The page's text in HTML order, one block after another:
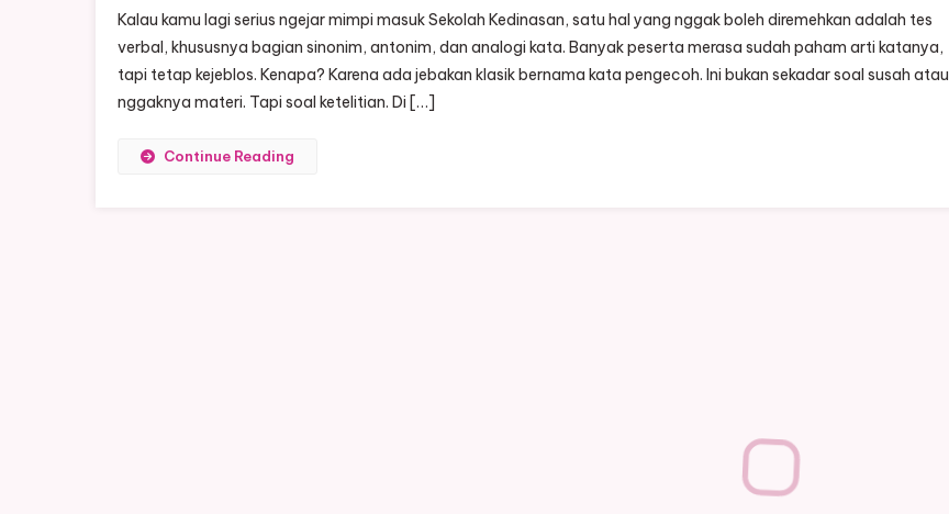
Kalau kamu lagi serius ngejar mimpi masuk Sekolah Kedinasan, satu hal yang nggak boleh diremehkan adalah tes
verbal, khususnya bagian sinonim, antonim, dan analogi kata. Banyak peserta merasa sudah paham arti katanya,
tapi tetap kejeblos. Kenapa? Karena ada jebakan klasik bernama kata pengecoh. Ini bukan sekadar soal susah atau
nggaknya materi. Tapi soal ketelitian. Di […]
Continue Reading